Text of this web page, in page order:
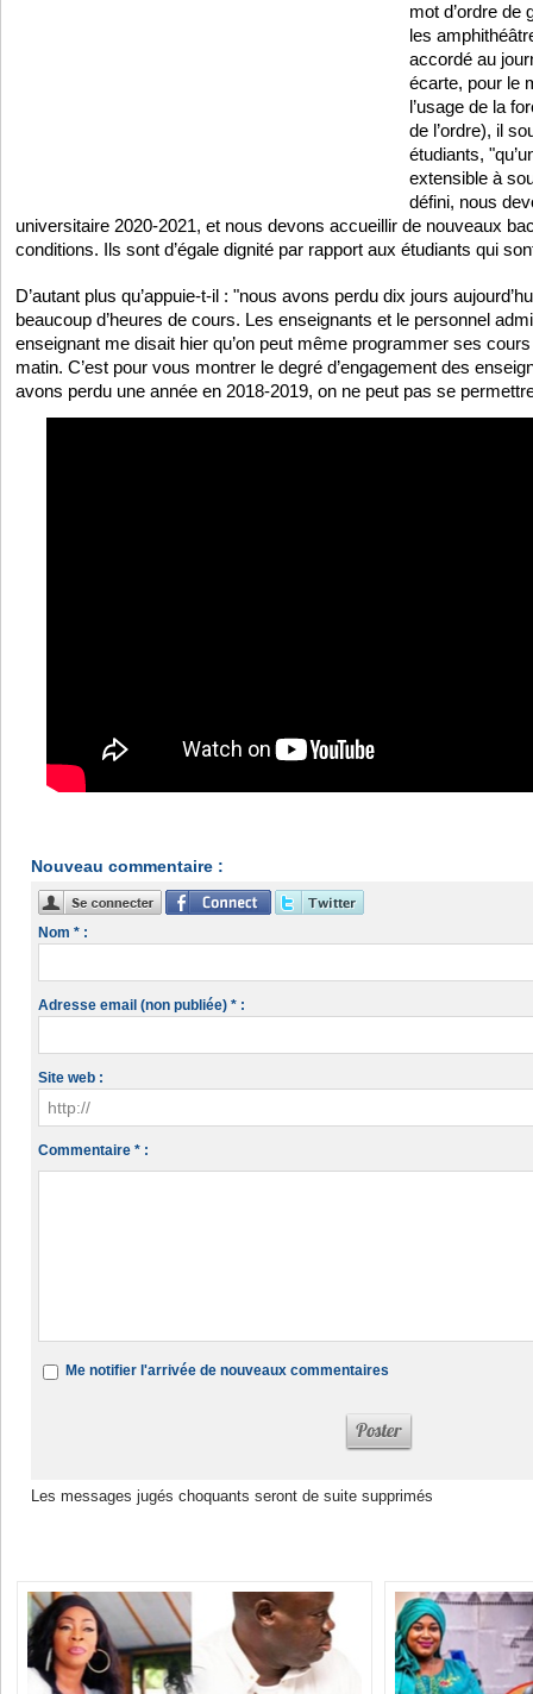
mot d’ordre de
les
accordé au
écarte, pour le
l’usage de la
de l’ordre), il
étudiants,
extensible à
défini, nous
universitaire 2020-2021, et nous devons accueillir de nouveaux
conditions. Ils sont d’égale dignité par rapport aux étudiants qui
D’autant plus qu’appuie-t-il : "nous avons perdu dix jours
beaucoup d’heures de cours. Les enseignants et le personnel
enseignant me disait hier qu’on peut même programmer ses
matin. C’est pour vous montrer le degré d’engagement des
avons perdu une année en 2018-2019, on ne peut pas se
Nouveau commentaire :
Nom * :
Adresse email (non publiée) * :
Site web :
Commentaire * :
Me notifier l'arrivée de nouveaux commentaires
Les messages jugés choquants seront de suite supprimés